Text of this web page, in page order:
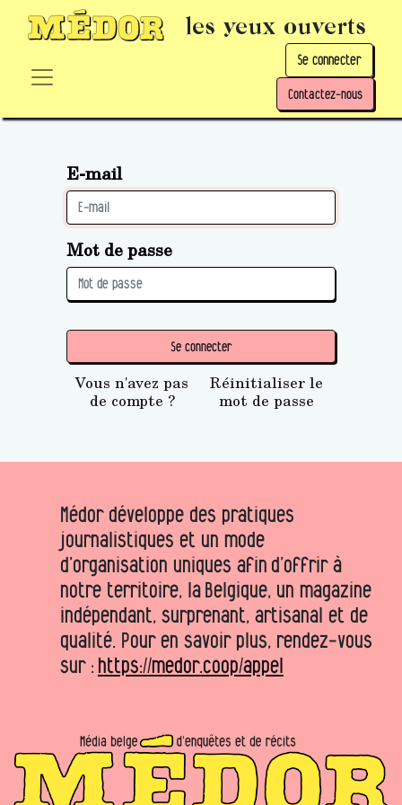
les yeux ouverts
Se connecter
Contactez-nous
E-mail
Mot de passe
Se connecter
Vous n'avez pas
de compte ?
Réinitialiser le
mot de passe
Médor développe des pratiques
journalistiques et un mode
d’organisation uniques afin d’offrir à
notre territoire, la Belgique, un magazine
indépendant, surprenant, artisanal et de
qualité. Pour en savoir plus, rendez-vous
sur : https://medor.coop/appel